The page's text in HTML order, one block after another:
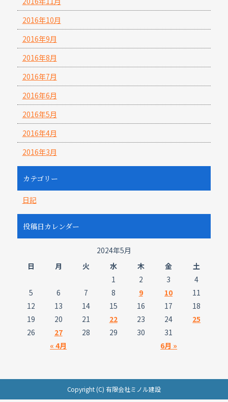
2016年10月
2016年9月
2016年8月
2016年7月
2016年6月
2016年5月
2016年4月
2016年3月
カテゴリー
日記
投稿日カレンダー
2024年5月
日
月 火 水 木 金 土
« 4月 6月 »
1 2 3
4
5
6 7 8 9 10
11
12
13 14 15 16 17
18
19
20 21 22 23 24
25
26
27 28 29 30 31
Copyright (C) 有限会社ミノル建設